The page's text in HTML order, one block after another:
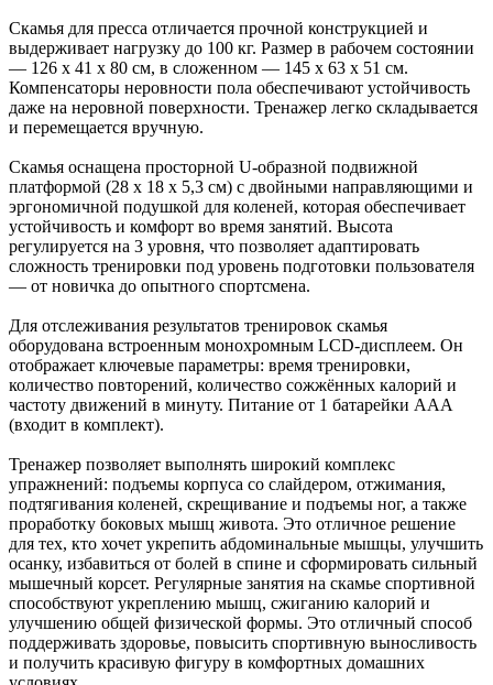
Скамья для пресса отличается прочной конструкцией и
выдерживает нагрузку до 100 кг. Размер в рабочем состоянии
— 126 х 41 х 80 см, в сложенном — 145 х 63 х 51 см.
Компенсаторы неровности пола обеспечивают устойчивость
даже на неровной поверхности. Тренажер легко складывается
и перемещается вручную.
Скамья оснащена просторной U-образной подвижной
платформой (28 х 18 х 5,3 см) с двойными направляющими и
эргономичной подушкой для коленей, которая обеспечивает
устойчивость и комфорт во время занятий. Высота
регулируется на 3 уровня, что позволяет адаптировать
сложность тренировки под уровень подготовки пользователя
— от новичка до опытного спортсмена.
Для отслеживания результатов тренировок скамья
оборудована встроенным монохромным LCD-дисплеем. Он
отображает ключевые параметры: время тренировки,
количество повторений, количество сожжённых калорий и
частоту движений в минуту. Питание от 1 батарейки AAA
(входит в комплект).
Тренажер позволяет выполнять широкий комплекс
упражнений: подъемы корпуса со слайдером, отжимания,
подтягивания коленей, скрещивание и подъемы ног, а также
проработку боковых мышц живота. Это отличное решение
для тех, кто хочет укрепить абдоминальные мышцы, улучшить
осанку, избавиться от болей в спине и сформировать сильный
мышечный корсет. Регулярные занятия на скамье спортивной
способствуют укреплению мышц, сжиганию калорий и
улучшению общей физической формы. Это отличный способ
поддерживать здоровье, повысить спортивную выносливость
и получить красивую фигуру в комфортных домашних